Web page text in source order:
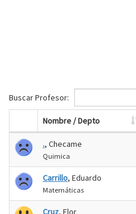
Buscar Profesor:
Nombre / Depto
., Checame
Quimica
Carrillo, Eduardo
Matemáticas
Cruz, Flor